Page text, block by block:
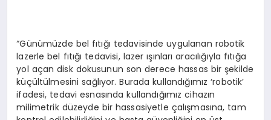
“Günümüzde bel fıtığı tedavisinde uygulanan robotik
lazerle bel fıtığı tedavisi, lazer ışınları aracılığıyla fıtığa
yol açan disk dokusunun son derece hassas bir şekilde
küçültülmesini sağlıyor. Burada kullandığımız ‘robotik’
ifadesi, tedavi esnasında kullandığımız cihazın
milimetrik düzeyde bir hassasiyetle çalışmasına, tam